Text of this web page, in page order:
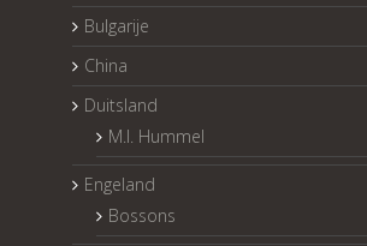
Bulgarije
China
Duitsland
M.I. Hummel
Engeland
Bossons